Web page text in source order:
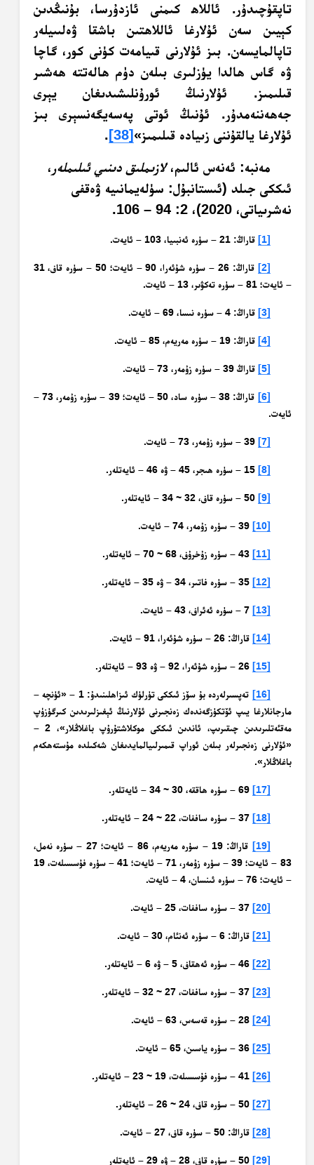
تاپقۇچىدۇر. ئاللاھ كىمنى ئازدۇرسا، بۇنىڭدىن
كېيىن سەن ئۇلارغا ئاللاھتىن باشقا ۋەلىىيلەر
تاپالمايسەن. بىز ئۇلارنى قىيامەت كۈنى كور، گاچا
ۋە گاس ھالدا يۈزلىرى بىلەن دۈم ھالەتتە ھەشىر
قىلىمىز. ئۇلارنىڭ ئورۇنلىشىدىغان يېرى
جەھەننەمدۇر. ئۇنىڭ ئوتى پەسەيگەنسېرى بىز
ئۇلارغا يالقۇننى زىيادە قىلىمىز» [38]
.
مەنبە: ئەنەس ئالىم،لازىملىق دىنىي ئىلىملەر ،
ئىككى جىلد (ئىستانبۇل: سۈلەيمانىيە ۋەقفى
نەشرىياتى، 2020)، 2: 94 – 106.
[1] قاراڭ: 21 – سۈرە ئەنبىيا، 103 – ئايەت.
[2]
قاراڭ: 26 – سۈرە شۇئەرا، 90 – ئايەت؛ 50 – سۈرە قاف، 31
– ئايەت؛ 81 – سۈرە تەكۋىر، 13 – ئايەت.
[3] قاراڭ: 4 – سۈرە نىسا، 69 – ئايەت.
[4] قاراڭ: 19 – سۈرە مەريەم، 85 – ئايەت.
[5] قاراڭ 39 – سۈرە زۇمەر، 73 – ئايەت.
[6]
قاراڭ: 38 – سۈرە ساد، 50 – ئايەت؛ 39 – سۈرە زۇمەر، 73 –
ئايەت.
[7] 39 – سۈرە زۇمەر، 73 – ئايەت.
[8] 15 – سۈرە ھىجر، 45 – ۋە 46 – ئايەتلەر.
[9] 50 – سۈرە قاف، 32 ~ 34 – ئايەتلەر.
[10] 39 – سۈرە زۇمەر، 74 – ئايەت.
[11] 43 – سۈرە زۇخرۇف، 68 ~ 70 – ئايەتلەر.
[12] 35 – سۈرە فاتىر، 34 – ۋە 35 – ئايەتلەر.
[13] 7 – سۈرە ئەئراف، 43 – ئايەت.
[14] قاراڭ: 26 – سۈرە شۇئەرا، 91 – ئايەت.
[15] 26 – سۈرە شۇئەرا، 92 – ۋە 93 – ئايەتلەر.
[16]
تەپسىرلەردە بۇ سۆز ئىككى تۈرلۈك ئىزاھلىنىدۇ: 1 – «ئۈنچە –
مارجانلارغا يىپ ئۆتكۈزگەندەك زەنجىرنى ئۇلارنىڭ ئېغىزلىرىدىن كىرگۈزۈپ
مەقئەتلىرىدىن چىقىرىپ، ئاندىن ئىككى موكلاشتۇرۇپ باغلاڭلار»، 2 –
«ئۇلارنى زەنجىرلەر بىلەن ئوراپ قىمىرلىيالمايدىغان شەكىلدە مۇستەھكەم
باغلاڭلار».
[17] 69 – سۈرە ھاققە، 30 ~ 34 – ئايەتلەر.
[18] 37 – سۈرە ساففات، 22 ~ 24 – ئايەتلەر.
[19]
قاراڭ: 19 – سۈرە مەريەم، 86 – ئايەت؛ 27 – سۈرە نەمل،
83 – ئايەت؛ 39 – سۈرە زۇمەر، 71 – ئايەت؛ 41 – سۈرە فۇسسىلەت، 19
– ئايەت؛ 76 – سۈرە ئىنسان، 4 – ئايەت.
[20] 37 – سۈرە ساففات، 25 – ئايەت.
[21] قاراڭ: 6 – سۈرە ئەنئام، 30 – ئايەت.
[22] 46 – سۈرە ئەھقاف، 5 – ۋە 6 – ئايەتلەر.
[23] 37 – سۈرە ساففات، 27 ~ 32 – ئايەتلەر.
[24] 28 – سۈرە قەسەس، 63 – ئايەت.
[25] 36 – سۈرە ياسىن، 65 – ئايەت.
[26] 41 – سۈرە فۇسسىلەت، 19 ~ 23 – ئايەتلەر.
[27] 50 – سۈرە قاف، 24 ~ 26 – ئايەتلەر.
[28] قاراڭ: 50 – سۈرە قاف، 27 – ئايەت.
[29] 50 – سۈرە قاف، 28 – ۋە 29 – ئايەتلەر